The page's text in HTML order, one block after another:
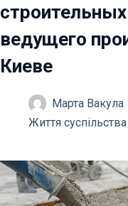
ведущего
Киеве
Марта Вакула
Життя суспільства